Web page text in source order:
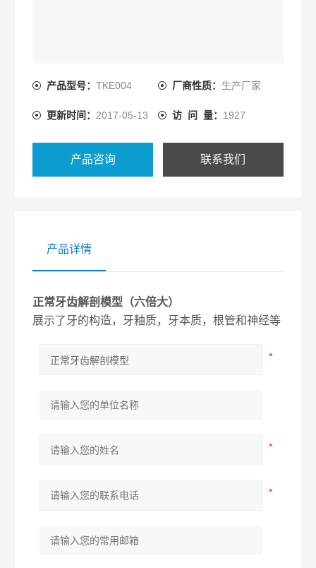
产品型号：TKE004 厂商性质： 生产厂家
更新时间： 2017-05-13 访 问 量： 1927
产品咨询 联系我们
产品详情
正常牙齿解剖模型（六倍大）
展示了牙的构造，牙釉质，牙本质，根管和神经等